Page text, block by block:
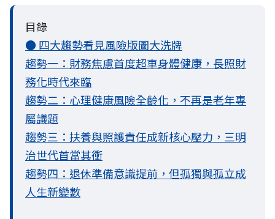
目錄
● 四大趨勢看見風險版圖大洗牌
趨勢一：財務焦慮首度超車身體健康，長照財
務化時代來臨
趨勢二：心理健康風險全齡化，不再是老年專
屬議題
趨勢三：扶養與照護責任成新核心壓力，三明
治世代首當其衝
趨勢四：退休準備意識提前，但孤獨與孤立成
人生新變數